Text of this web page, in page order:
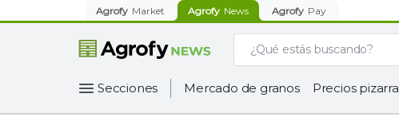
Agrofy Market Agrofy News Agrofy Pay
Secciones Mercado de granos Precios pizarra